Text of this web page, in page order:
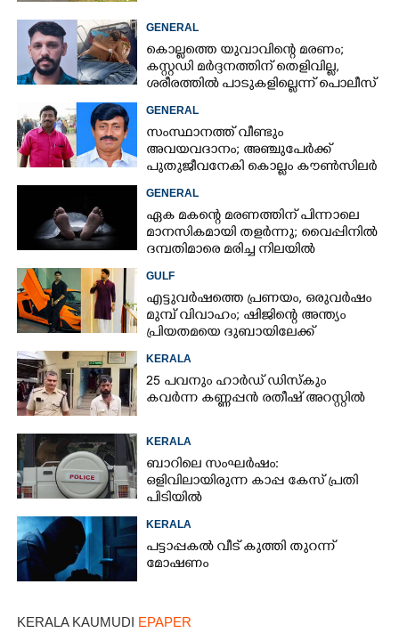
GENERAL
കൊല്ലത്തെ യുവാവിന്റെ മരണം;
കസ്റ്റഡി മർദ്ദനത്തിന് തെളിവില്ല,
ശരീരത്തിൽ പാടുകളില്ലെന്ന് പൊലീസ്
GENERAL
സംസ്ഥാനത്ത് വീണ്ടും
അവയവദാനം; അഞ്ചുപേർക്ക്
പുതുജീവനേകി കൊല്ലം കൗൺസിലർ
ബി അജിത് കുമാർ
GENERAL
ഏക മകന്റെ മരണത്തിന് പിന്നാലെ
മാനസികമായി തളർന്നു; വൈപ്പിനിൽ
ദമ്പതിമാരെ മരിച്ച നിലയിൽ
കണ്ടെത്തി
GULF
എട്ടുവർഷത്തെ പ്രണയം,​ ഒരുവർഷം
മുമ്പ് വിവാഹം; ഷിജിന്റെ അന്ത്യം
പ്രിയതമയെ ദുബായിലേക്ക്
കൊണ്ടുവരാനുള്ള ഒരുക്കത്തിനിടെ
KERALA
25 പവനും ഹാർഡ് ഡിസ്കും
കവർന്ന കണ്ണപ്പൻ രതീഷ് അറസ്റ്റിൽ
KERALA
ബാറിലെ സംഘർഷം:
ഒളിവിലായിരുന്ന കാപ്പ കേസ് പ്രതി
പിടിയിൽ
KERALA
പട്ടാപ്പകൽ വീട് കുത്തി തുറന്ന്
മോഷണം
KERALA KAUMUDI EPAPER